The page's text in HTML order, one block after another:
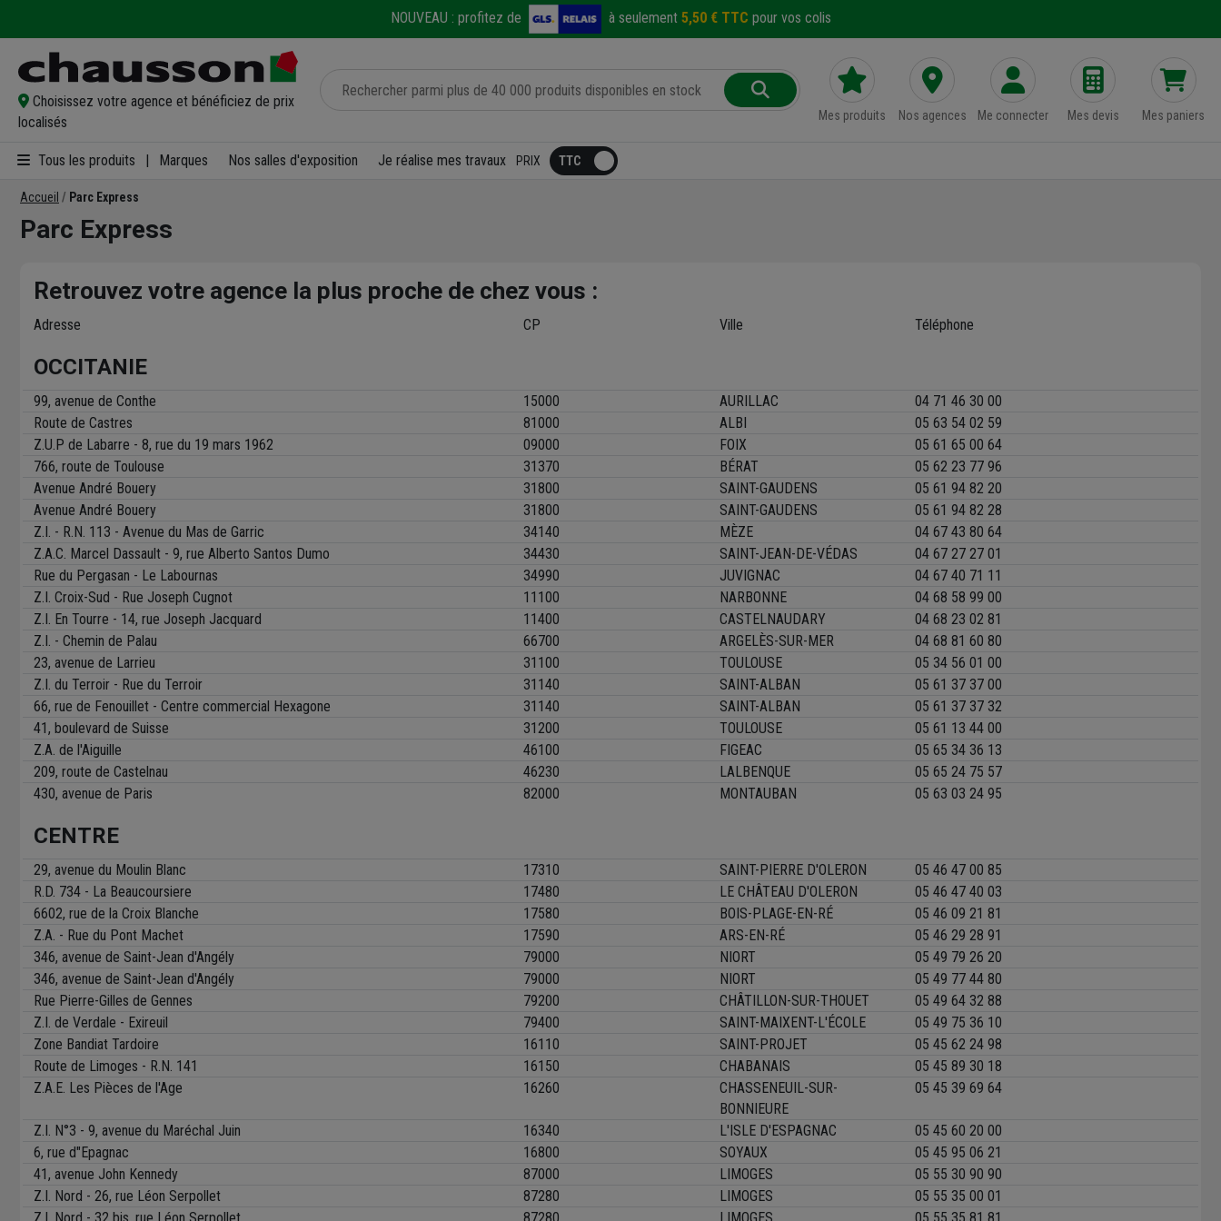
NOUVEAU : profitez de à seulement 5,50 € TTC pour vos colis
Choisissez votre agence et bénéficiez de prix
localisés
Mes produits Nos agences Me connecter Mes devis Mes paniers
Tous les produits Marques Nos salles d'exposition Je réalise mes travaux PRIX
Accueil Parc Express
Parc Express
Retrouvez votre agence la plus proche de chez vous :
Adresse CP Ville Téléphone
OCCITANIE
99, avenue de Conthe 15000 AURILLAC
04 71 46 30 00
Route de Castres
81000 ALBI
05 63 54 02 59
Z.U.P de Labarre - 8, rue du 19 mars 1962
09000 FOIX
05 61 65 00 64
766, route de Toulouse
31370 BÉRAT
05 62 23 77 96
Avenue André Bouery
31800 SAINT-GAUDENS
05 61 94 82 20
Avenue André Bouery
31800 SAINT-GAUDENS
05 61 94 82 28
Z.I. - R.N. 113 - Avenue du Mas de Garric
34140 MÈZE
04 67 43 80 64
Z.A.C. Marcel Dassault - 9, rue Alberto Santos Dumo
34430 SAINT-JEAN-DE-VÉDAS
04 67 27 27 01
Rue du Pergasan - Le Labournas
34990 JUVIGNAC
04 67 40 71 11
Z.I. Croix-Sud - Rue Joseph Cugnot
11100 NARBONNE
04 68 58 99 00
Z.I. En Tourre - 14, rue Joseph Jacquard
11400 CASTELNAUDARY
04 68 23 02 81
Z.I. - Chemin de Palau
66700 ARGELÈS-SUR-MER
04 68 81 60 80
23, avenue de Larrieu
31100 TOULOUSE
05 34 56 01 00
Z.I. du Terroir - Rue du Terroir
31140 SAINT-ALBAN
05 61 37 37 00
66, rue de Fenouillet - Centre commercial Hexagone
31140 SAINT-ALBAN
05 61 37 37 32
41, boulevard de Suisse
31200 TOULOUSE
05 61 13 44 00
Z.A. de l'Aiguille
46100 FIGEAC
05 65 34 36 13
209, route de Castelnau
46230 LALBENQUE
05 65 24 75 57
430, avenue de Paris
82000 MONTAUBAN 05 63 03 24 95
CENTRE
29, avenue du Moulin Blanc 17310 SAINT-PIERRE D'OLERON
05 46 47 00 85
R.D. 734 - La Beaucoursiere
17480 LE CHÂTEAU D'OLERON
05 46 47 40 03
6602, rue de la Croix Blanche
17580 BOIS-PLAGE-EN-RÉ
05 46 09 21 81
Z.A. - Rue du Pont Machet
17590 ARS-EN-RÉ
05 46 29 28 91
346, avenue de Saint-Jean d'Angély
79000 NIORT
05 49 79 26 20
346, avenue de Saint-Jean d'Angély
79000 NIORT
05 49 77 44 80
Rue Pierre-Gilles de Gennes
79200 CHÂTILLON-SUR-THOUET
05 49 64 32 88
Z.I. de Verdale - Exireuil
79400 SAINT-MAIXENT-L'ÉCOLE
05 49 75 36 10
Zone Bandiat Tardoire
16110 SAINT-PROJET
05 45 62 24 98
Route de Limoges - R.N. 141
16150 CHABANAIS
05 45 89 30 18
Z.A.E. Les Pièces de l'Age
16260
CHASSENEUIL-SUR-
BONNIEURE
05 45 39 69 64
Z.I. N°3 - 9, avenue du Maréchal Juin 16340 L'ISLE D'ESPAGNAC
05 45 60 20 00
6, rue d"Epagnac
16800 SOYAUX
05 45 95 06 21
41, avenue John Kennedy
87000 LIMOGES
05 55 30 90 90
Z.I. Nord - 26, rue Léon Serpollet
87280 LIMOGES
05 55 35 00 01